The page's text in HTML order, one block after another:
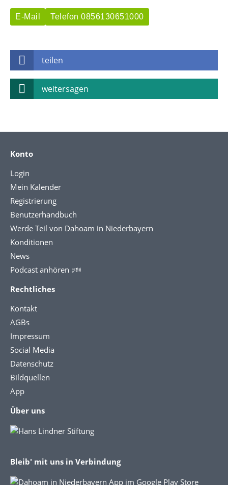
E-Mail Telefon 0856130651000
teilen
weitersagen
Konto
Login
Mein Kalender
Registrierung
Benutzerhandbuch
Werde Teil von Dahoam in Niederbayern
Konditionen
News
Podcast anhören 🕬
Rechtliches
Kontakt
AGBs
Impressum
Social Media
Datenschutz
Bildquellen
App
Über uns
Bleib' mit uns in Verbindung